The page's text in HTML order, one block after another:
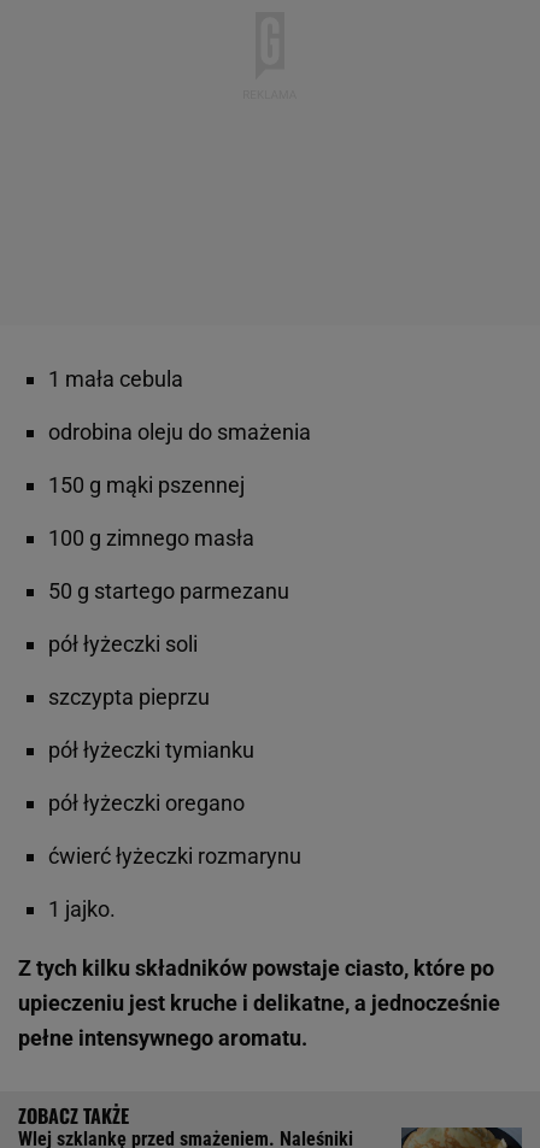
1 mała cebula
odrobina oleju do smażenia
150 g mąki pszennej
100 g zimnego masła
50 g startego parmezanu
pół łyżeczki soli
szczypta pieprzu
pół łyżeczki tymianku
pół łyżeczki oregano
ćwierć łyżeczki rozmarynu
1 jajko.
Z tych kilku składników powstaje ciasto, które po
upieczeniu jest kruche i delikatne, a jednocześnie
pełne intensywnego aromatu.
Wlej szklankę przed smażeniem. Naleśniki